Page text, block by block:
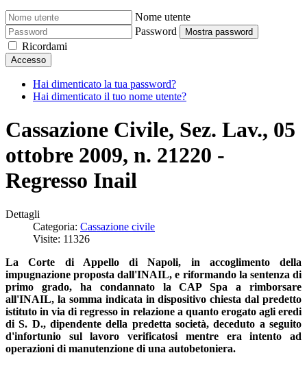
Nome utente
Password
Mostra password
Ricordami
Accesso
Hai dimenticato la tua password?
Hai dimenticato il tuo nome utente?
Cassazione Civile, Sez. Lav., 05
ottobre 2009, n. 21220 -
Regresso Inail
Dettagli
Categoria: Cassazione civile
Visite: 11326
La Corte di Appello di Napoli, in accoglimento della
impugnazione proposta dall'INAIL, e riformando la sentenza di
primo grado, ha condannato la CAP Spa a rimborsare
all'INAIL, la somma indicata in dispositivo chiesta dal predetto
istituto in via di regresso in relazione a quanto erogato agli eredi
di S. D., dipendente della predetta società, deceduto a seguito
d'infortunio sul lavoro verificatosi mentre era intento ad
operazioni di manutenzione di una autobetoniera.